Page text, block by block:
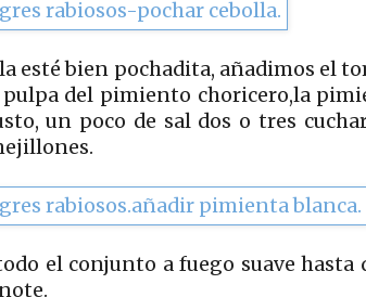
esté bien pochadita, añadimos el
pulpa del pimiento choricero,la
un poco de sal dos o tres
el conjunto a fuego suave hasta